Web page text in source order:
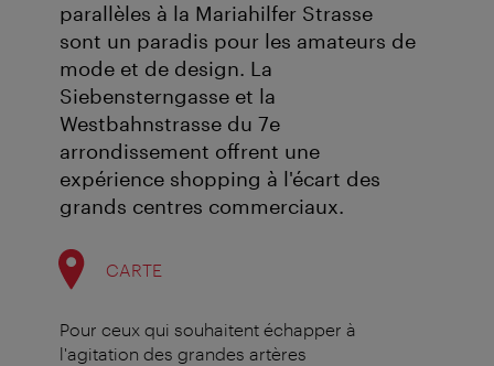
parallèles à la Mariahilfer Strasse
sont un paradis pour les amateurs de
mode et de design. La
Siebensterngasse et la
Westbahnstrasse du 7e
arrondissement offrent une
expérience shopping à l'écart des
grands centres commerciaux.
CARTE
Pour ceux qui souhaitent échapper à
l'agitation des grandes artères